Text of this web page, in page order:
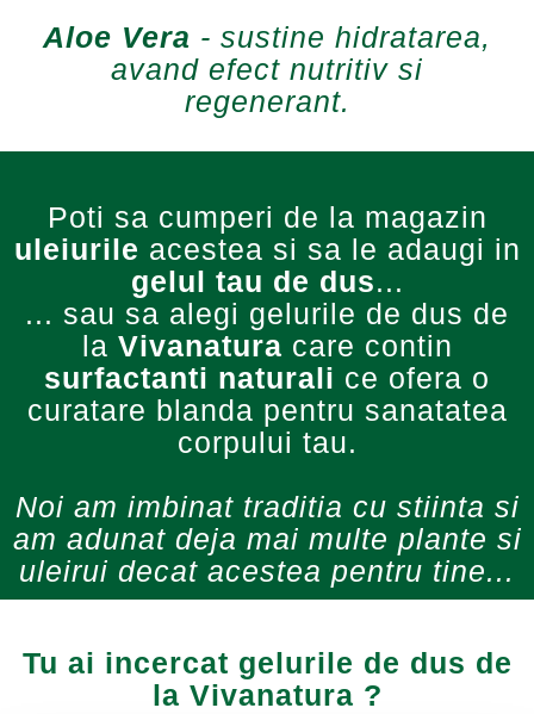
Aloe Vera - sustine hidratarea,
avand efect nutritiv si
regenerant.
Poti sa cumperi de la magazin
uleiurile acestea si sa le adaugi in
gelul tau de dus...
... sau sa alegi gelurile de dus de
la Vivanatura care contin
surfactanti naturali ce ofera o
curatare blanda pentru sanatatea
corpului tau.
Noi am imbinat traditia cu stiinta si
am adunat deja mai multe plante si
uleirui decat acestea pentru tine...
Tu ai incercat gelurile de dus de
la Vivanatura ?